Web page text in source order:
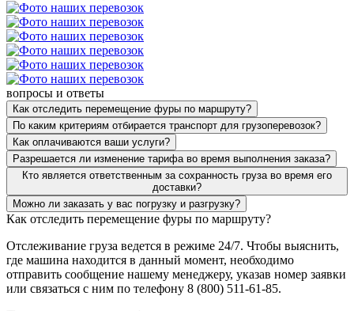
вопросы и ответы
Как отследить перемещение фуры по маршруту?
По каким критериям отбирается транспорт для грузоперевозок?
Как оплачиваются ваши услуги?
Разрешается ли изменение тарифа во время выполнения заказа?
Кто является ответственным за сохранность груза во время его
доставки?
Можно ли заказать у вас погрузку и разгрузку?
Как отследить перемещение фуры по маршруту?
Отслеживание груза ведется в режиме 24/7. Чтобы выяснить,
где машина находится в данный момент, необходимо
отправить сообщение нашему менеджеру, указав номер заявки
или связаться с ним по телефону 8 (800) 511-61-85.